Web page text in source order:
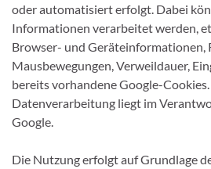
oder automatisiert erfolgt. Dabei
Informationen verarbeitet werden,
Browser- und Geräteinformationen,
Mausbewegungen, Verweildauer,
bereits vorhandene Google-
Datenverarbeitung liegt im
Google.
Die Nutzung erfolgt auf Grundlage